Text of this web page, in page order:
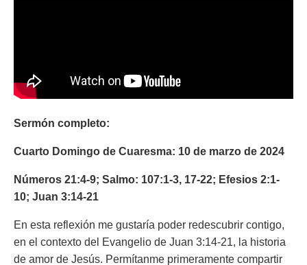
Sermón completo:
Cuarto Domingo de Cuaresma: 10 de marzo de 2024
Números 21:4-9; Salmo: 107:1-3, 17-22; Efesios 2:1-
10; Juan 3:14-21
En esta reflexión me gustaría poder redescubrir contigo,
en el contexto del Evangelio de Juan 3:14-21, la historia
de amor de Jesús. Permítanme primeramente compartir